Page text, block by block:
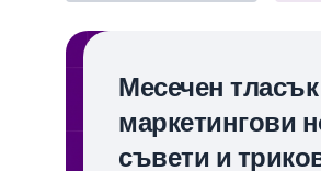
Месечен
маркетингови
съвети и